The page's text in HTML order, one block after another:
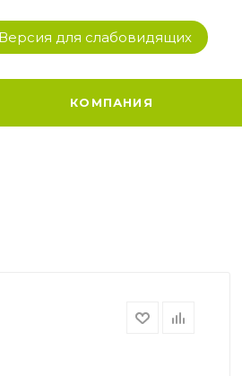
Версия для слабовидящих
КОМПАНИЯ